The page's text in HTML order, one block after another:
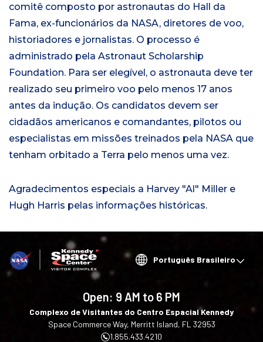
comitê composto por astronautas do Hall da
Fama, ex-funcionários da NASA, diretores de voo,
historiadores e jornalistas. O processo é
administrado pela Astronaut Scholarship
Foundation. Para ser elegível, o astronauta deve ter
realizado seu primeiro voo pelo menos 17 anos
antes da indução. Os candidatos devem ser
cidadãos americanos e comandantes, pilotos ou
especialistas em missões treinados pela NASA que
tenham orbitado a Terra pelo menos uma vez.
Agradecimentos especiais a Harvey "Al" Miller e
Hugh Harris pelas informações históricas.
Choose
language
Open: 9 AM to 6 PM
Complexo de Visitantes do Centro Espacial Kennedy
Space Commerce Way, Merritt Island, FL 32953
1.855.433.4210